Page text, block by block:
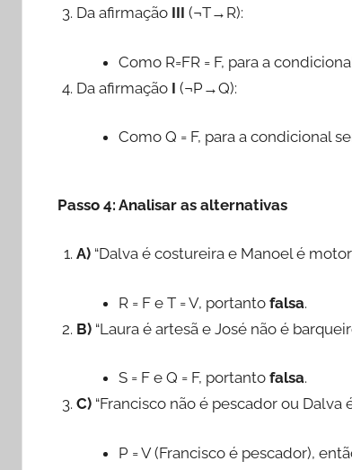
Da afirmação III (¬T→R):
Como R=FR = F, para a
Da afirmação I (¬P→Q):
Como Q = F, para a condicional
Passo 4: Analisar as alternativas
A) “Dalva é costureira e Manoel é
R = F e T = V, portanto falsa.
B) “Laura é artesã e José não é
S = F e Q = F, portanto falsa.
C) “Francisco não é pescador ou Dalva
P = V (Francisco é pescador),